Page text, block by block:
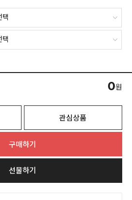
0원
관심상품
구매하기
선물하기